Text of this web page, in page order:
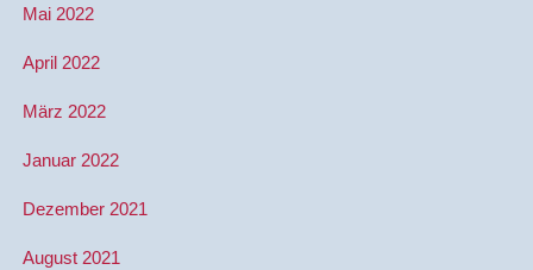
Mai 2022
April 2022
März 2022
Januar 2022
Dezember 2021
August 2021